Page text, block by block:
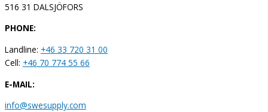
516 31 DALSJÖFORS
PHONE:
Landline: +46 33 720 31 00
Cell: +46 70 774 55 66
E-MAIL:
info@swesupply.com